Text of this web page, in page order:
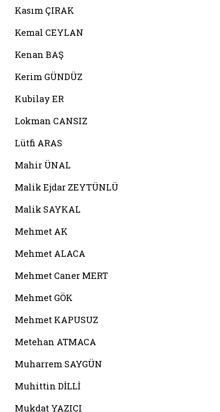
Kasım ÇIRAK
Kemal CEYLAN
Kenan BAŞ
Kerim GÜNDÜZ
Kubilay ER
Lokman CANSIZ
Lütfi ARAS
Mahir ÜNAL
Malik Ejdar ZEYTÜNLÜ
Malik SAYKAL
Mehmet AK
Mehmet ALACA
Mehmet Caner MERT
Mehmet GÖK
Mehmet KAPUSUZ
Metehan ATMACA
Muharrem SAYGÜN
Muhittin DİLLİ
Mukdat YAZICI